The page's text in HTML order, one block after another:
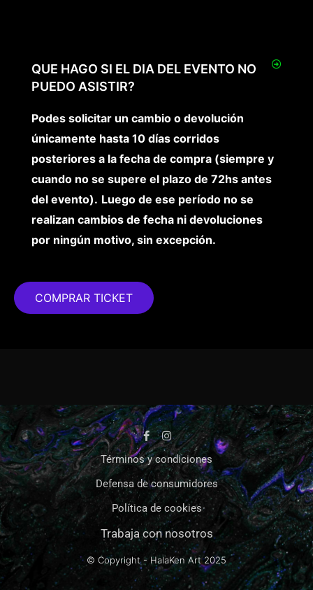
QUE HAGO SI EL DIA DEL EVENTO NO
PUEDO ASISTIR?
Podes solicitar un cambio o devolución
únicamente hasta 10 días corridos
posteriores a la fecha de compra (siempre y
cuando no se supere el plazo de 72hs antes
del evento). Luego de ese período no se
realizan cambios de fecha ni devoluciones
por ningún motivo, sin excepción.
COMPRAR TICKET
Términos y condiciones
Defensa de consumidores
Política de cookies
Trabaja con nosotros
© Copyright - HalaKen Art2025